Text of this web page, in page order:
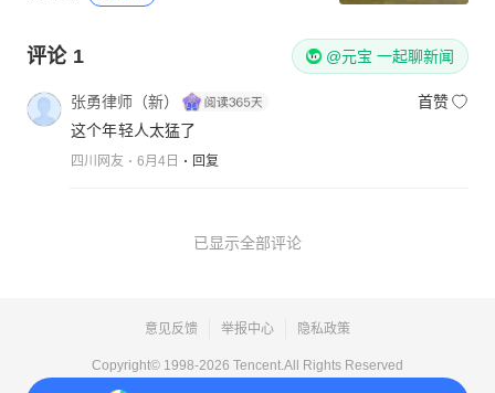
评论 1 @元宝 一起聊新闻
张勇律师（新）
首赞
这个年轻人太猛了
四川网友 6月4日 回复
已显示全部评论
意见反馈 举报中心 隐私政策
Copyright© 1998-2026 Tencent.All Rights Reserved